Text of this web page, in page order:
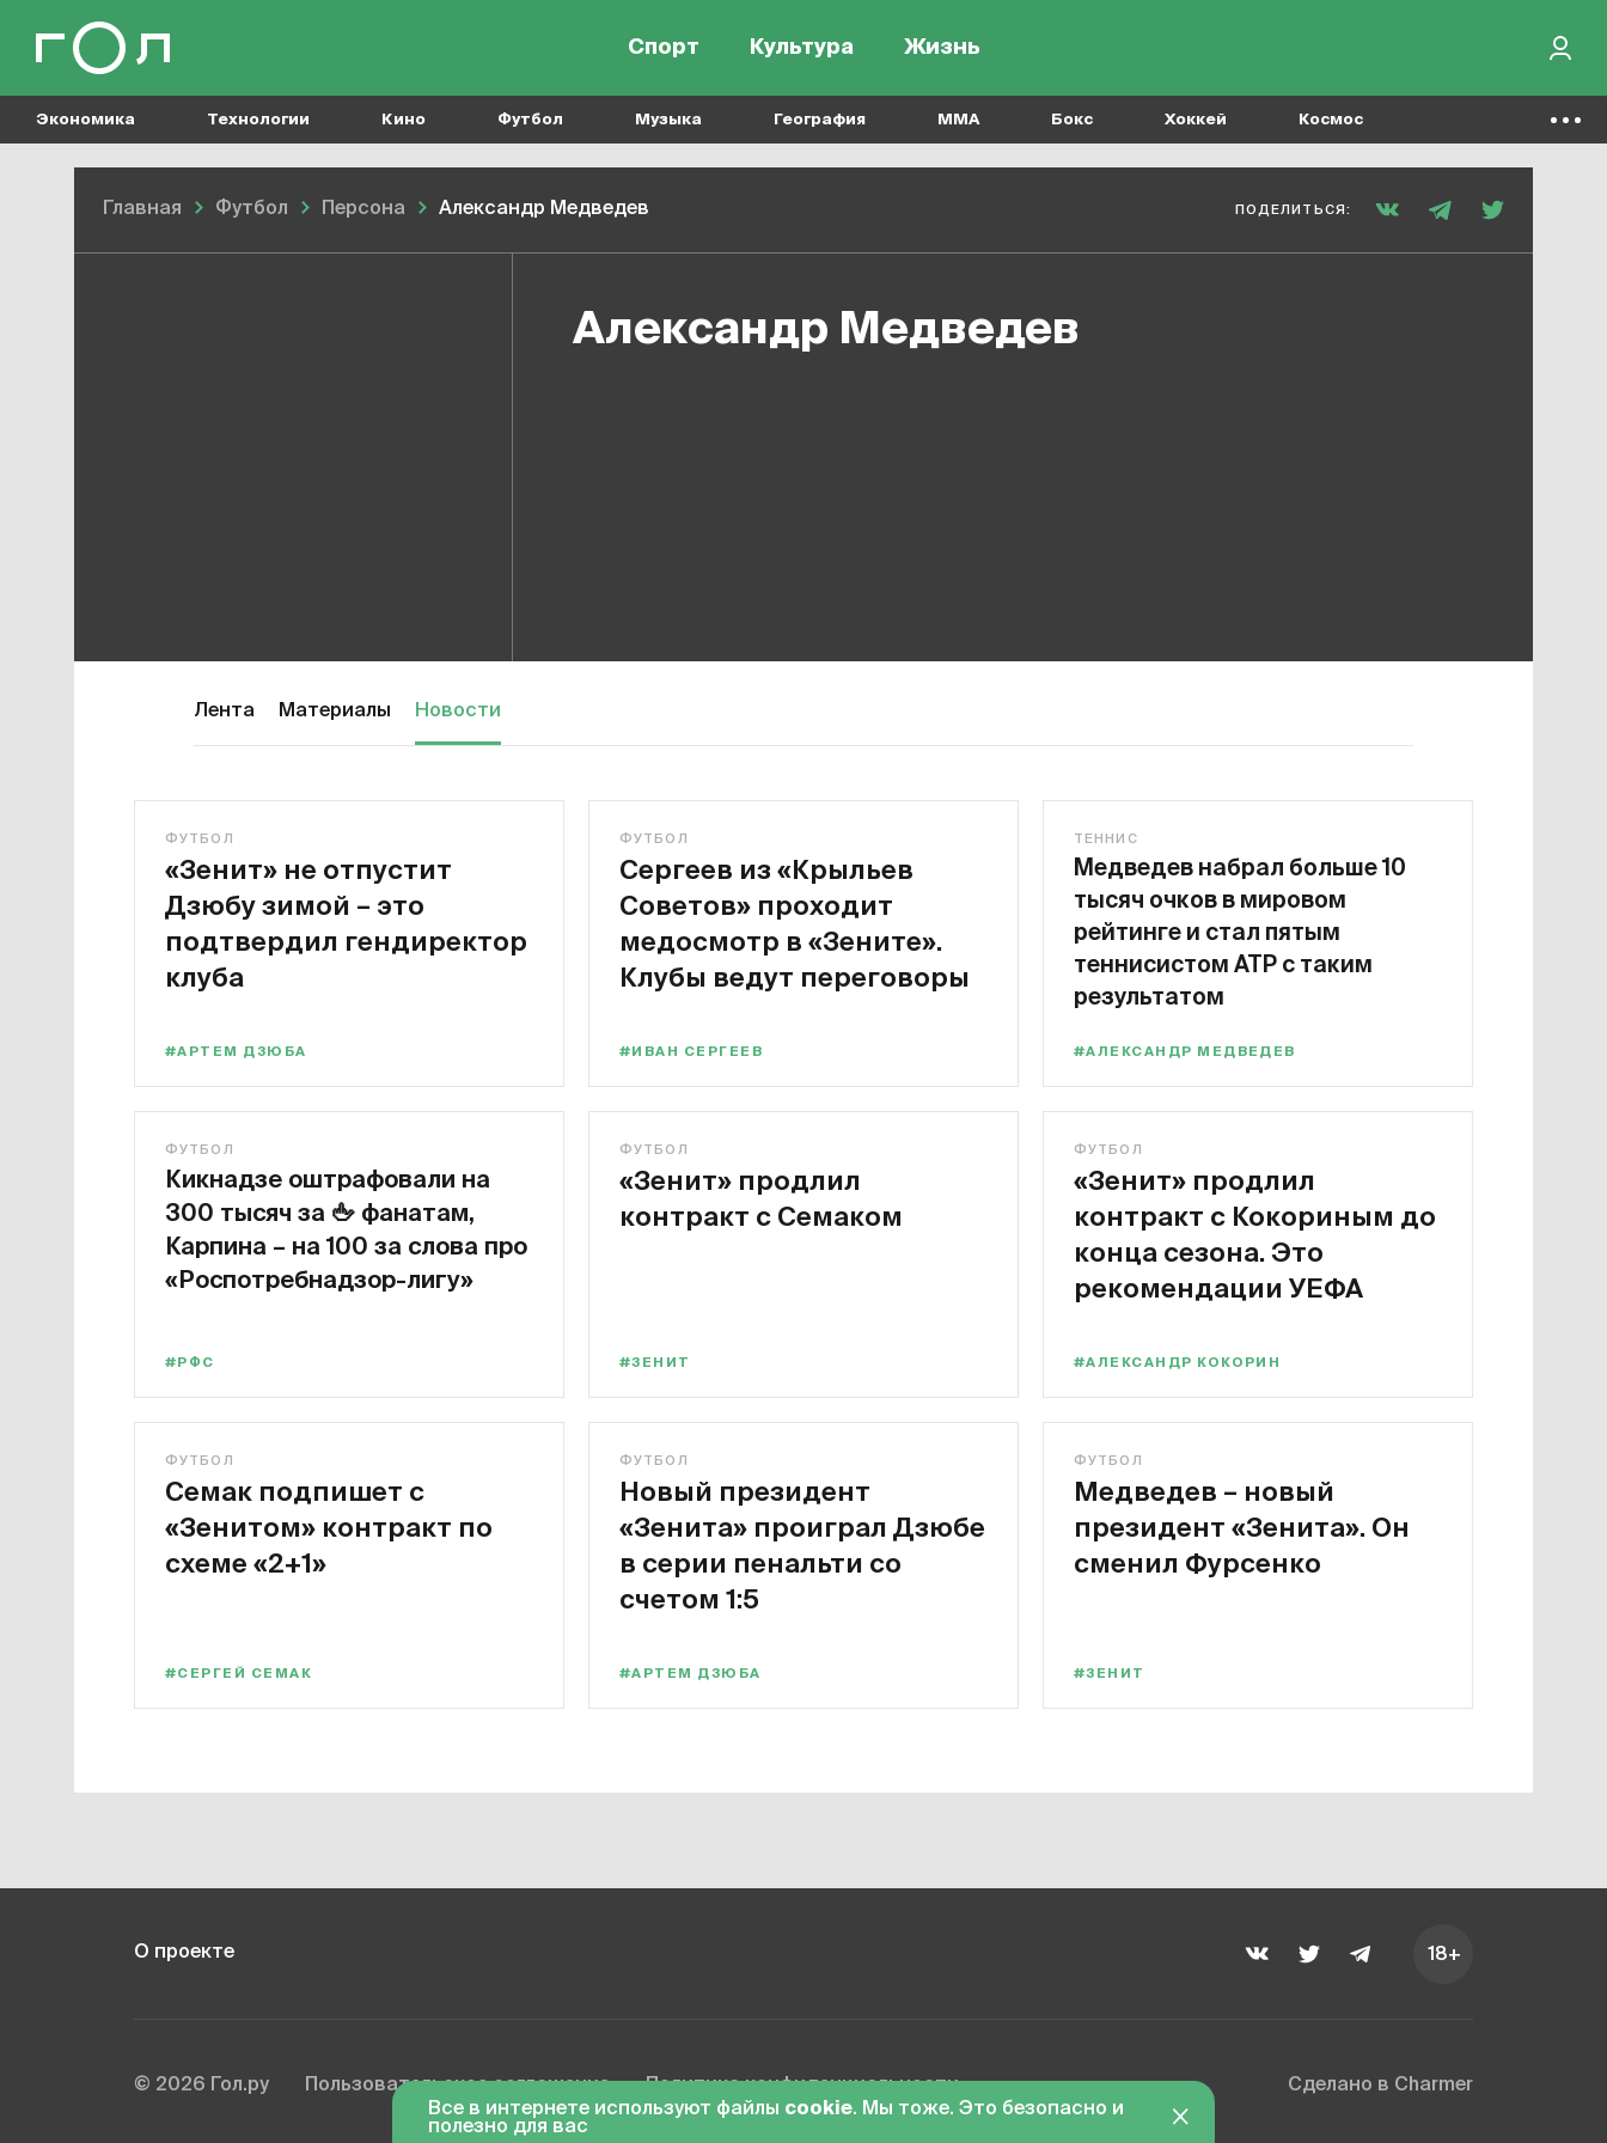
Спорт Культура Жизнь
Экономика Технологии Кино Футбол Музыка География MMA Бокс Хоккей Космос
Главная Футбол Персона Александр Медведев ПОДЕЛИТЬСЯ:
Александр Медведев
Лента Материалы Новости
ФУТБОЛ
«Зенит» не отпустит
Дзюбу зимой – это
подтвердил гендиректор
клуба
#АРТЕМ ДЗЮБА
ФУТБОЛ
Сергеев из «Крыльев
Советов» проходит
медосмотр в «Зените».
Клубы ведут переговоры
#ИВАН СЕРГЕЕВ
ТЕННИС
Медведев набрал больше 10
тысяч очков в мировом
рейтинге и стал пятым
теннисистом ATP с таким
результатом
#АЛЕКСАНДР МЕДВЕДЕВ
ФУТБОЛ
Кикнадзе оштрафовали на
300 тысяч за 🖕 фанатам,
Карпина – на 100 за слова про
«Роспотребнадзор-лигу»
#РФС
ФУТБОЛ
«Зенит» продлил
контракт с Семаком
#ЗЕНИТ
ФУТБОЛ
«Зенит» продлил
контракт с Кокориным до
конца сезона. Это
рекомендации УЕФА
#АЛЕКСАНДР КОКОРИН
ФУТБОЛ
Семак подпишет с
«Зенитом» контракт по
схеме «2+1»
#СЕРГЕЙ СЕМАК
ФУТБОЛ
Новый президент
«Зенита» проиграл Дзюбе
в серии пенальти со
счетом 1:5
#АРТЕМ ДЗЮБА
ФУТБОЛ
Медведев – новый
президент «Зенита». Он
сменил Фурсенко
#ЗЕНИТ
О проекте 18+
© 2026 Гол.ру Пользовательское соглашение Политика конфиденциальности
Сделано в Charmer
Все в интернете используют файлы cookie. Мы тоже. Это безопасно и
полезно для вас